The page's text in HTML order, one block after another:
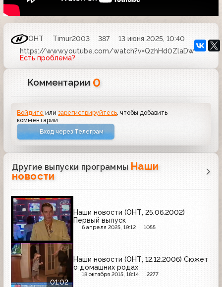
ОНТ Timur2003 387
13 июня 2025, 10:40
https://www.youtube.com/watch?v=QzhHd0ZlaDw
Есть проблема?
Комментарии 0
Войдите илизарегистрируйтесь , чтобы добавить
комментарий
Вход через Телеграм
Другие выпуски программы Наши
новости
Наши новости (ОНТ, 25.06.2002)
Первый выпуск
6 апреля 2025, 19:12 1055
01:02
Наши новости (ОНТ, 12.12.2006) Сюжет
о домашних родах
18 октября 2015, 18:14 2277